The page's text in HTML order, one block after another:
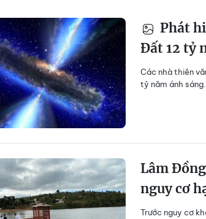
Phát
Đất 12 tỷ
Các nhà thiên
tỷ năm ánh sáng.
Lâm
nguy cơ
Trước nguy cơ